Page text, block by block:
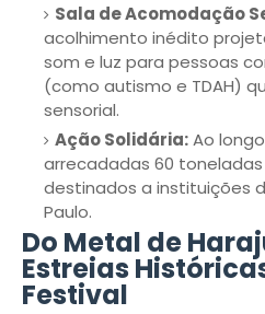
Sala de Acomodação
acolhimento inédito
som e luz para pessoas
(como autismo e TDAH)
sensorial.
Ação Solidária:Ao
arrecadadas 60
destinados a instituições
Paulo.
Do Metal de
Estreias
Festival